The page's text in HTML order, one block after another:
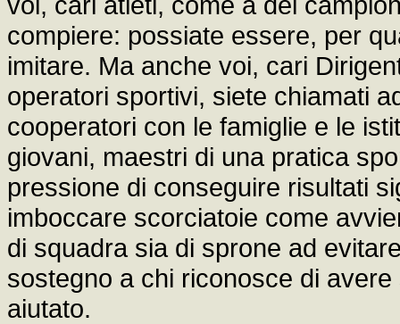
compiere: possiate essere, per
imitare. Ma anche voi, cari
operatori sportivi, siete chiamati
cooperatori con le famiglie e le
giovani, maestri di una pratica
pressione di conseguire risultati
imboccare scorciatoie come
di squadra sia di sprone ad
sostegno a chi riconosce di
aiutato.